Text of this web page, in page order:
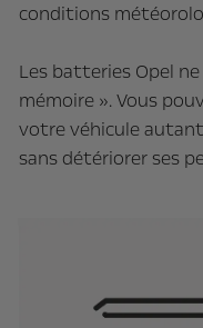
conditions
Les batteries Opel
mémoire ». Vous
votre véhicule
sans détériorer ses